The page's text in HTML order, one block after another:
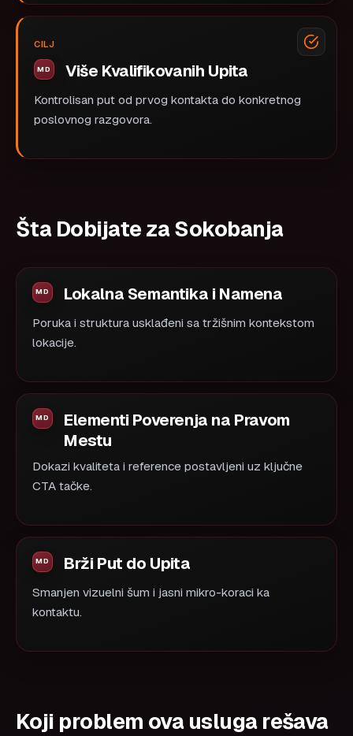
CILJ
Više Kvalifikovanih Upita
Kontrolisan put od prvog kontakta do konkretnog
poslovnog razgovora.
Šta Dobijate za Sokobanja
Lokalna Semantika i Namena
Poruka i struktura usklađeni sa tržišnim kontekstom
lokacije.
Elementi Poverenja na Pravom
Mestu
Dokazi kvaliteta i reference postavljeni uz ključne
CTA tačke.
Brži Put do Upita
Smanjen vizuelni šum i jasni mikro-koraci ka
kontaktu.
Koji problem ova usluga rešava